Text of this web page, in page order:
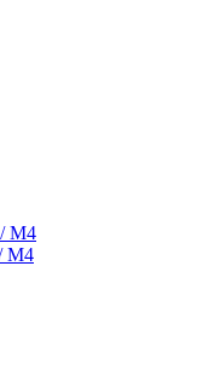
M4
M4